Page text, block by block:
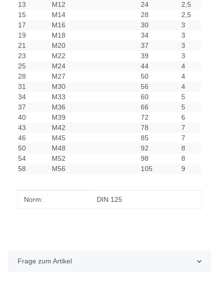
13
M12 24
2,5
15
M14 28
2,5
17
M16 30
3
19
M18 34
3
21
M20 37
3
23
M22 39
3
25
M24 44
4
28
M27 50
4
31
M30 56
4
34
M33 60
5
37
M36 66
5
40
M39 72
6
43
M42 78
7
46
M45 85
7
50
M48 92
8
54
M52 98
8
58
M56 105 9
Produkteigenschaft
Wert
Norm: DIN 125
Frage zum Artikel